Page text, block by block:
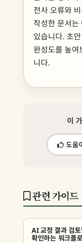
전사 오류와
작성한 문서는
있습니다. 초
완성도를 높
니다.
이
도움
관련 가이드
AI 교정 결과 검
확인하는 워크플